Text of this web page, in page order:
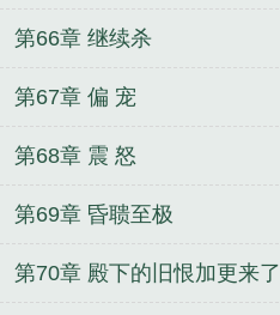
第66章 继续杀
第67章 偏 宠
第68章 震 怒
第69章 昏聩至极
第70章 殿下的旧恨加更来了